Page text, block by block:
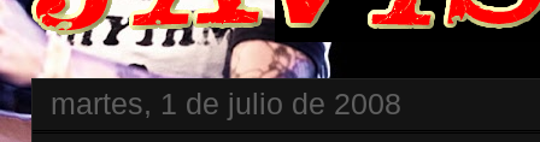
martes, 1 de julio de 2008